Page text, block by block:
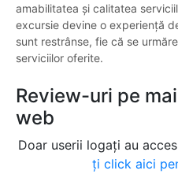
amabilitatea și calitatea
excursie devine o experiență
sunt restrânse, fie că se
serviciilor oferite.
Review-uri pe
web
Doar userii logați au
ți click aici